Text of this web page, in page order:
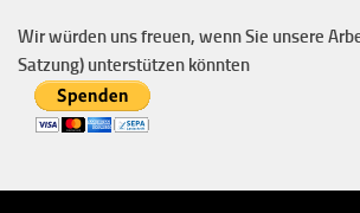
Wir würden uns freuen, wenn Sie unsere
Satzung) unterstützen könnten